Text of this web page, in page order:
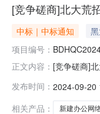
[竞争磋商]北大荒
中标｜中标通知
项目编号：
正文内容： [竞争磋商]
≥252/
发布时间： 2024-09-20
相关产品：
新建办公网